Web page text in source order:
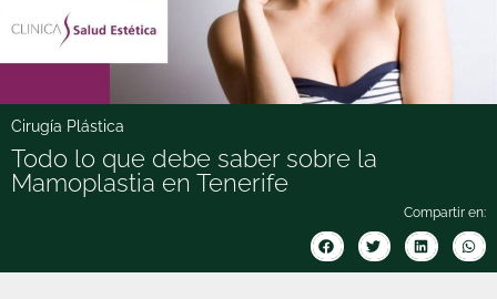
Cirugía Plástica
Todo lo que debe saber sobre la
Mamoplastia en Tenerife
Compartir en: